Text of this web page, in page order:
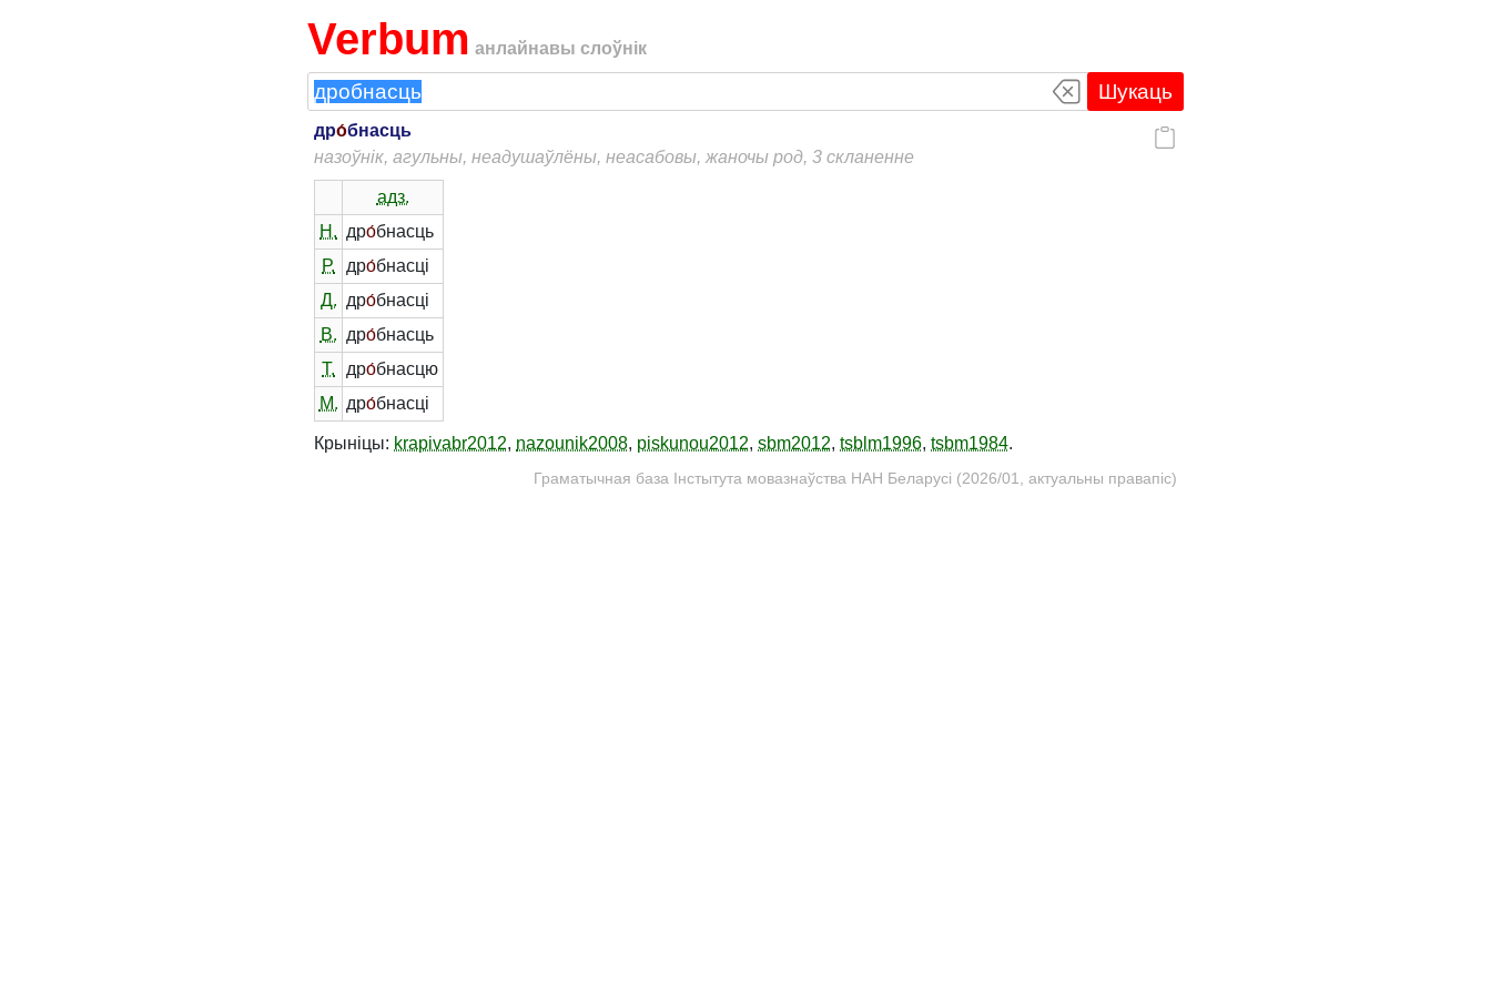
Verbum анлайнавы слоўнік
Шукаць
дро́бнасць
назоўнік, агульны, неадушаўлёны, неасабовы, жаночы род, 3 скланенне
адз.
Н. дро́бнасць
Р.
дро́бнасці
Д. дро́бнасці
В. дро́бнасць
Т.
дро́бнасцю
М. дро́бнасці
Крыніцы: krapivabr2012, nazounik2008, piskunou2012, sbm2012, tsblm1996, tsbm1984.
Граматычная база Інстытута мовазнаўства НАН Беларусі (2026/01, актуальны правапіс)